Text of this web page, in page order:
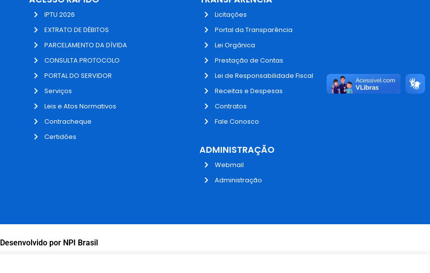
IPTU 2026
EXTRATO DE DÉBITOS
PARCELAMENTO DA DÍVIDA
CONSULTA PROTOCOLO
PORTAL DO SERVIDOR
Serviços
Leis e Atos Normativos
Contracheque
Certidões
Licitações
Portal da Transparência
Lei Orgânica
Prestação de Contas
Lei de Responsabilidade Fiscal
Receitas e Despesas
Contratos
Fale Conosco
ADMINISTRAÇÃO
Webmail
Administração
Desenvolvido por NPI Brasil